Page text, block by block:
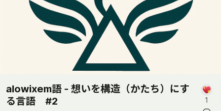
alowixem語 - 想いを構造（かたち）にす
る言語 #2
1